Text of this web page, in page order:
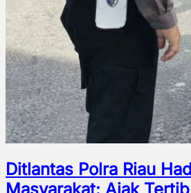
Ditlantas Polra Riau